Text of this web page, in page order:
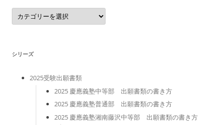
カ
テ
ゴ
シリーズ
2025受験出願書類
2025 慶應義塾中等部 出願書類の書き方
2025 慶應義塾普通部 出願書類の書き方
2025 慶應義塾湘南藤沢中等部 出願書類の書き方